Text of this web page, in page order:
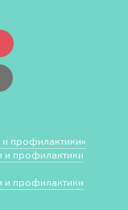
профилактики»
и профилактики
и профилактики